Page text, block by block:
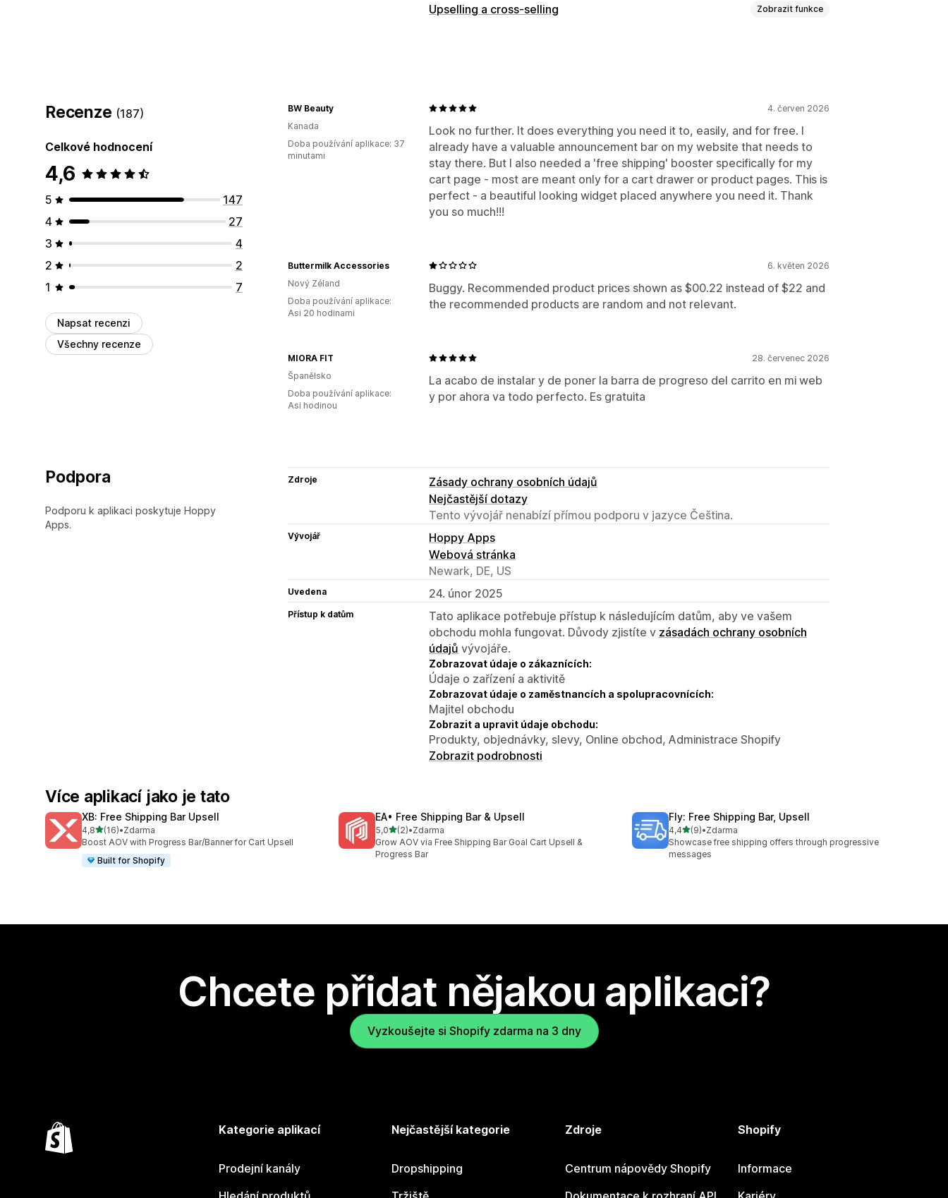
Typ banneru
Barva a písmo
Responzivní design pro mobilní zařízení Plánování Geografické cílení
Cílení kampaně
Cílení na chování
Analytika a vykazování
Sledování výkonnosti Výkazy návštěvnosti
Upselling a cross-selling Zobrazit funkce
Nabídky a doporučení
Dárky zdarma Doprava zdarma Doplňky produktů
Doporučené produkty Často nakupované společně Množstevní slevy
Odstupňované slevy Doporučení pomocí AI
Analytika
Recenze (187)
Celkové hodnocení
4,6
5
147
4
27
3
4
2
2
1
7
Napsat recenzi
Všechny recenze
4. červen 2026
Look no further. It does everything you need it to, easily, and for free. I
already have a valuable announcement bar on my website that needs to
stay there. But I also needed a 'free shipping' booster specifically for my
cart page - most are meant only for a cart drawer or product pages. This is
perfect - a beautiful looking widget placed anywhere you need it. Thank
you so much!!!
BW Beauty
Kanada
Doba používání aplikace: 37
minutami
6. květen 2026
Buggy. Recommended product prices shown as $00.22 instead of $22 and
the recommended products are random and not relevant.
Buttermilk Accessories
Nový Zéland
Doba používání aplikace:
Asi 20 hodinami
28. červenec 2026
La acabo de instalar y de poner la barra de progreso del carrito en mi web
y por ahora va todo perfecto. Es gratuita
MIORA FIT
Španělsko
Doba používání aplikace:
Asi hodinou
Podpora
Podporu k aplikaci poskytuje Hoppy
Apps.
Zdroje
Zásady ochrany osobních údajů
Nejčastější dotazy
Tento vývojář nenabízí přímou podporu v jazyce Čeština.
Vývojář
Hoppy Apps
Webová stránka
Newark, DE, US
Uvedena 24. únor 2025
Přístup k datům
Tato aplikace potřebuje přístup k následujícím datům, aby ve vašem
obchodu mohla fungovat. Důvody zjistíte v zásadách ochrany osobních
údajů vývojáře.
Zobrazovat údaje o zákaznících:
Údaje o zařízení a aktivitě
Zobrazovat údaje o zaměstnancích a spolupracovnících:
Majitel obchodu
Zobrazit a upravit údaje obchodu:
Produkty, objednávky, slevy, Online obchod, Administrace Shopify
Zobrazit podrobnosti
Více aplikací jako je tato
XB: Free Shipping Bar Upsell
4,8z 5 hvězd
(16)
Celkový počet recenzí: 16
•Zdarma
Boost AOV with Progress Bar/Banner for Cart Upsell
Built for Shopify
EA• Free Shipping Bar & Upsell
5,0z 5 hvězd
(2)
Celkový počet recenzí: 2
•Zdarma
Grow AOV via Free Shipping Bar Goal Cart Upsell &
Progress Bar
Fly: Free Shipping Bar, Upsell
4,4z 5 hvězd
(9)
Celkový počet recenzí: 9
•Zdarma
Showcase free shipping offers through progressive
messages
Chcete přidat nějakou aplikaci?
Vyzkoušejte si Shopify zdarma na 3 dny
Kategorie aplikací
Prodejní kanály
Nejčastější kategorie
Dropshipping
Zdroje
Centrum nápovědy Shopify
Shopify
Informace